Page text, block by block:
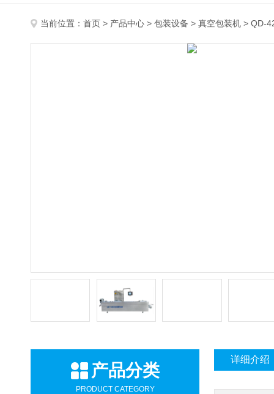
当前位置： 首页 > 产品中心 > 包装设备 > 真空包装机 > QD-
产品分类
PRODUCT CATEGORY
详细介绍